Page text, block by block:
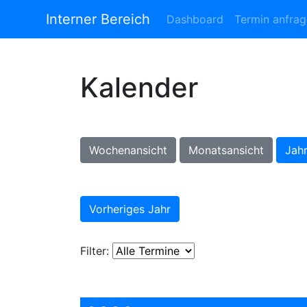
Interner Bereich Dashboard Termin
Kalender
Wochenansicht Monatsansicht
Vorheriges Jahr
Filter: